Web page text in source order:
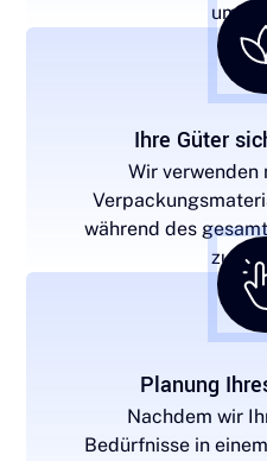
Ihre Güter
Wir verwenden
während des
zu
Planung
Nachdem wir
Bedürfnisse in